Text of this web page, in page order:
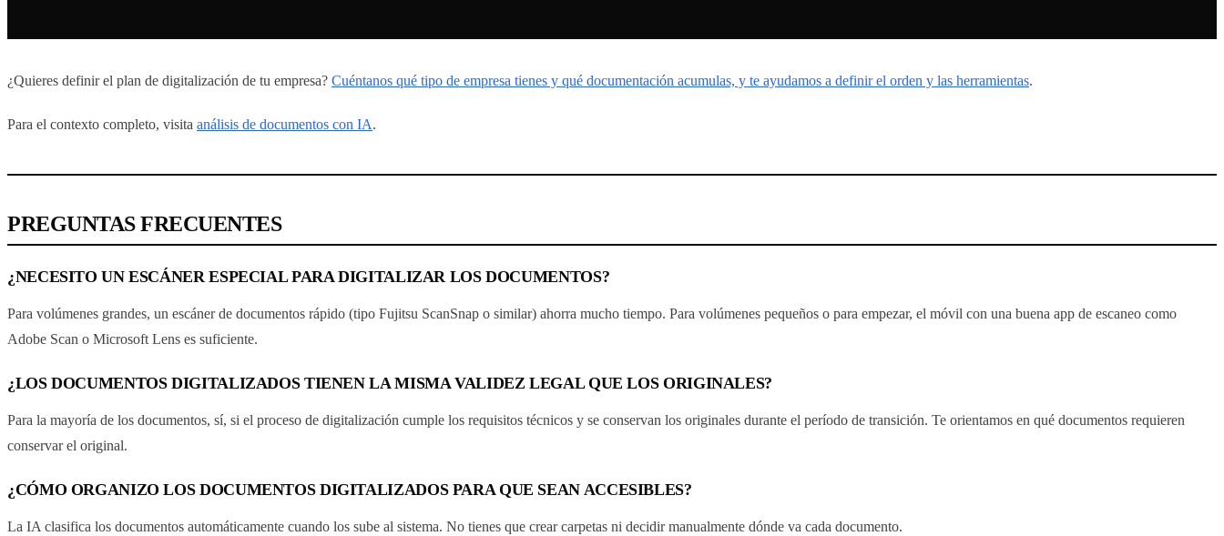
¿Quieres definir el plan de digitalización de tu empresa? Cuéntanos qué tipo de empresa tienes y qué documentación acumulas, y te ayudamos a definir el orden y las herramientas.
Para el contexto completo, visita análisis de documentos con IA.
PREGUNTAS FRECUENTES
¿NECESITO UN ESCÁNER ESPECIAL PARA DIGITALIZAR LOS DOCUMENTOS?
Para volúmenes grandes, un escáner de documentos rápido (tipo Fujitsu ScanSnap o similar) ahorra mucho tiempo. Para volúmenes pequeños o para empezar, el móvil con una buena app de escaneo como
Adobe Scan o Microsoft Lens es suficiente.
¿LOS DOCUMENTOS DIGITALIZADOS TIENEN LA MISMA VALIDEZ LEGAL QUE LOS ORIGINALES?
Para la mayoría de los documentos, sí, si el proceso de digitalización cumple los requisitos técnicos y se conservan los originales durante el período de transición. Te orientamos en qué documentos requieren
conservar el original.
¿CÓMO ORGANIZO LOS DOCUMENTOS DIGITALIZADOS PARA QUE SEAN ACCESIBLES?
La IA clasifica los documentos automáticamente cuando los sube al sistema. No tienes que crear carpetas ni decidir manualmente dónde va cada documento.